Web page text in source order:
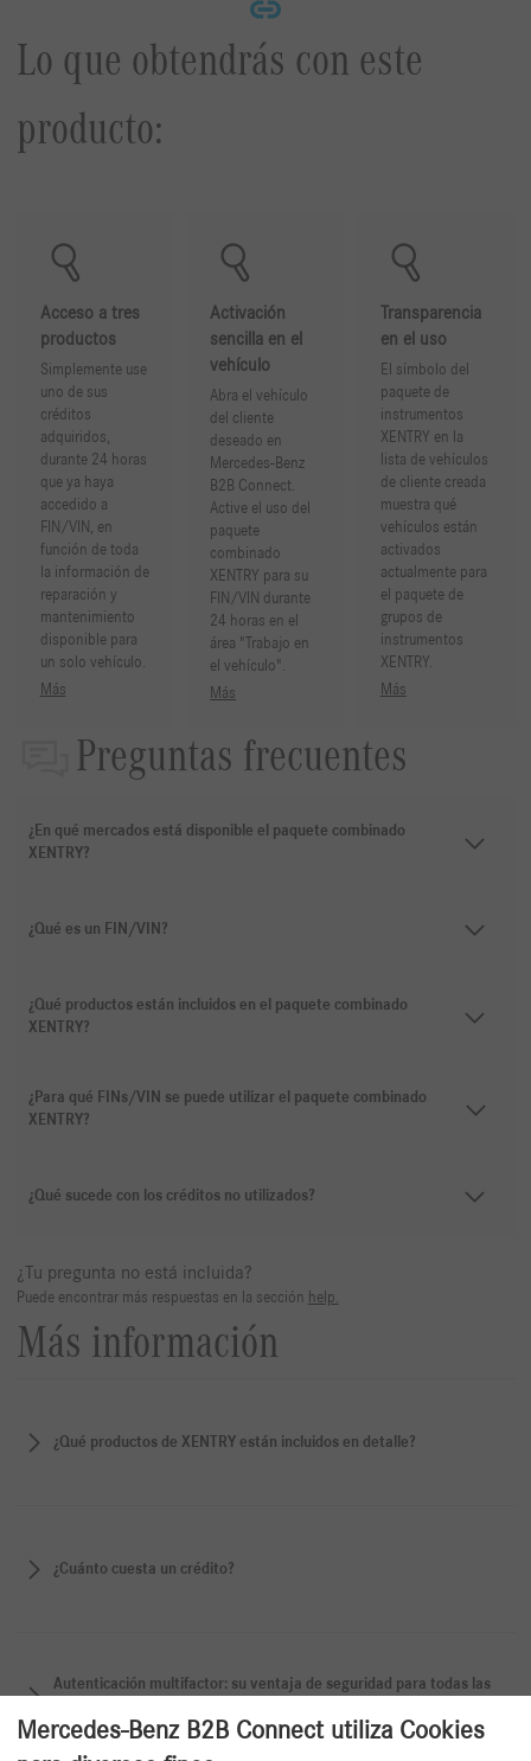
Lo que obtendrás con este
producto:
Acceso a tres
productos
Simplemente use
uno de sus
créditos
adquiridos,
durante 24 horas
que ya haya
accedido a
FIN/VIN, en
función de toda
la información de
reparación y
mantenimiento
disponible para
un solo vehículo.
Más
Activación
sencilla en el
vehículo
Abra el vehículo
del cliente
deseado en
Mercedes-Benz
B2B Connect.
Active el uso del
paquete
combinado
XENTRY para su
FIN/VIN durante
24 horas en el
área "Trabajo en
el vehículo".
Más
Transparencia
en el uso
El símbolo del
paquete de
instrumentos
XENTRY en la
lista de vehículos
de cliente creada
muestra qué
vehículos están
activados
actualmente para
el paquete de
grupos de
instrumentos
XENTRY.
Más
Preguntas frecuentes
¿En qué mercados está disponible el paquete combinado
XENTRY?
¿Qué es un FIN/VIN?
¿Qué productos están incluidos en el paquete combinado
XENTRY?
¿Para qué FINs/VIN se puede utilizar el paquete combinado
XENTRY?
¿Qué sucede con los créditos no utilizados?
¿Tu pregunta no está incluida?
Puede encontrar más respuestas en la sección help.
Más información
¿Qué productos de XENTRY están incluidos en detalle?
¿Cuánto cuesta un crédito?
Autenticación multifactor: su ventaja de seguridad para todas las
Mercedes-Benz B2B Connect utiliza Cookies